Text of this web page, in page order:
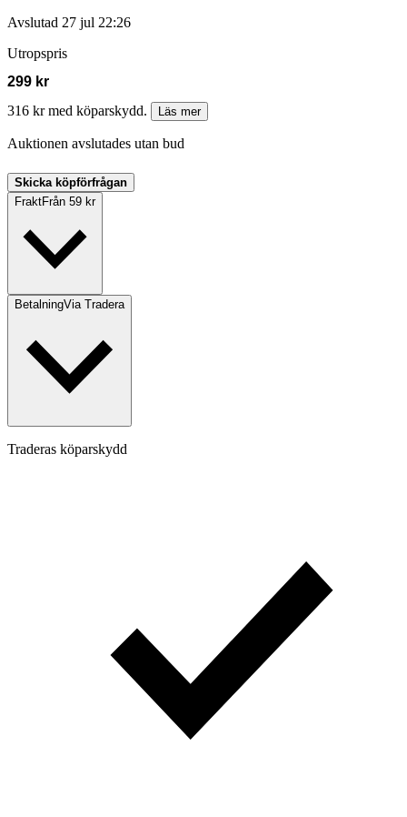
Avslutad 27 jul 22:26
Utropspris
299 kr
316 kr med köparskydd.
Läs mer
Auktionen avslutades utan bud
Skicka köpförfrågan
FraktFrån 59 kr
BetalningVia Tradera
Traderas köparskydd